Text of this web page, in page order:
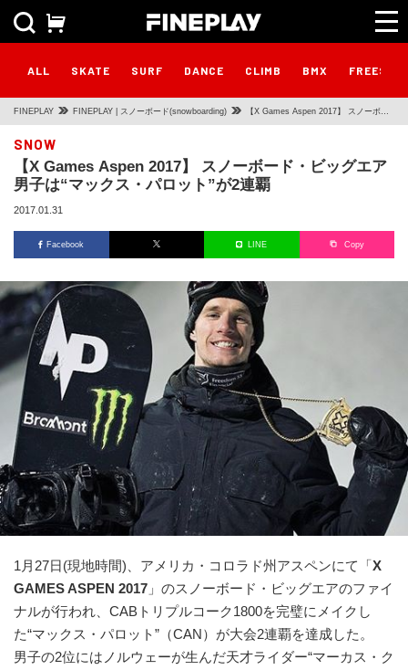
ALL SKATE SURF DANCE CLIMB BMX
FINEPLAY FINEPLAY | スノーボード(snowboarding) 【X Games Aspen 2017】 スノーボー
ット”が2連覇
SNOW
【X Games Aspen 2017】 スノーボード・ビッグエア
男子は“マックス・パロット”が2連覇
2017.01.31
Facebook LINE Copy
1月27日(現地時間)、アメリカ・コロラド州アスペンにて「X
GAMES ASPEN 2017 」のスノーボード・ビッグエアのファイ
ナルが行われ、CABトリプルコーク1800を完璧にメイクし
た“マックス・パロット”（CAN）が大会2連覇を達成した。
男子の2位にはノルウェーが生んだ天才ライダー“マーカス・ク